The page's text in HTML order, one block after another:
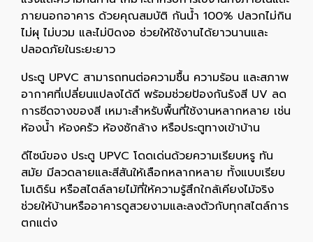
ภายนอกอาคาร ด้วยคุณสมบัติ กันน้ำ 100% ปลวกไม่กิน
ไม่ผุ ไม่บวม และไม่บิดงอ ช่วยให้ใช้งานได้ยาวนานและ
ปลอดภัยในระยะยาว
ประตู UPVC สามารถทนต่อความชื้น ความร้อน และสภาพ
อากาศที่เปลี่ยนแปลงได้ดี พร้อมช่วยป้องกันรังสี UV ลด
การซีดจางของสี เหมาะสำหรับพื้นที่ใช้งานหลากหลาย เช่น
ห้องน้ำ ห้องครัว ห้องซักล้าง หรือประตูทางเข้าบ้าน
ดีไซน์ของ ประตู UPVC โดดเด่นด้วยความเรียบหรู ทัน
สมัย มีลวดลายและสีสันให้เลือกหลากหลาย ทั้งแบบเรียบ
โมเดิร์น หรือสไตล์ลายไม้ที่ให้ความรู้สึกใกล้เคียงไม้จริง
ช่วยให้บ้านหรืออาคารดูสวยงามและลงตัวกับทุกสไตล์การ
ตกแต่ง